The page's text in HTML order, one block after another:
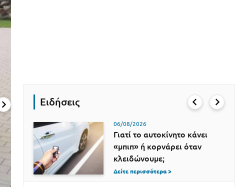
Ειδήσεις
06/08/2026
Γιατί το αυτοκίνητο κάνει
«μπιπ» ή κορνάρει όταν
κλειδώνουμε;
Δείτε περισσότερα >